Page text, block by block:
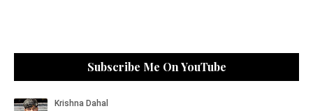
Subscribe Me On YouTube